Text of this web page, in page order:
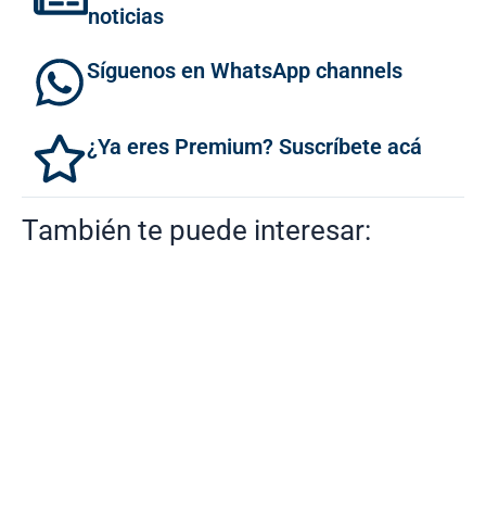
noticias
Síguenos en WhatsApp channels
¿Ya eres Premium? Suscríbete acá
También te puede interesar: